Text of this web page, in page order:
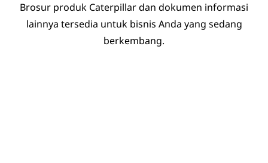
Brosur produk Caterpillar dan dokumen informasi
lainnya tersedia untuk bisnis Anda yang sedang
berkembang.